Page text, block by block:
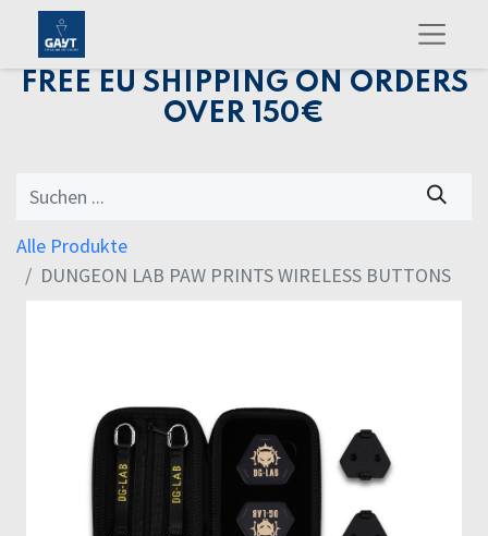
FREE EU SHIPPING ON ORDERS
OVER 150€
Alle Produkte
DUNGEON LAB PAW PRINTS WIRELESS BUTTONS